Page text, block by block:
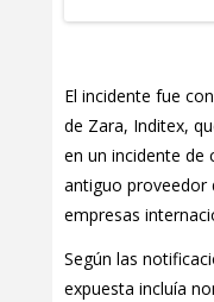
El incidente fue
de Zara, Inditex,
en un incidente de
antiguo proveedor
empresas
Según las
expuesta incluía